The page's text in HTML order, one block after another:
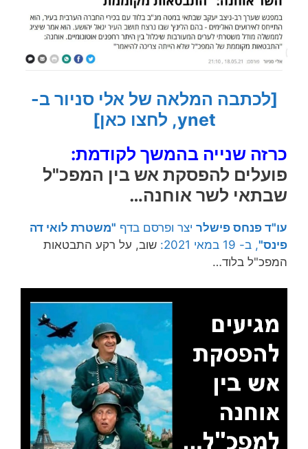
[לכתבה המלאה של אלי סניור ב-
ynet, לחצו כאן]
כרזה שנייה בהמשך לקודמת:
פועלים להפסקת אש בין המפכ"ל
שבתאי לשר אוחנה…
עו"ד פנחס פישלר יצר ופרסם בדף "משטרת לואי דה
פינס", ב- 19 במאי 2021:
שוב, על רקע התבטאות
המפכ"ל בלוד…